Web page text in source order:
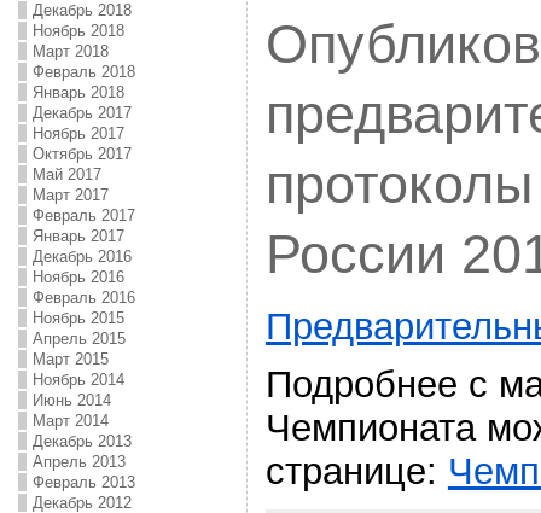
Декабрь 2018
Ноябрь 2018
Март 2018
Февраль 2018
Январь 2018
Декабрь 2017
Ноябрь 2017
Октябрь 2017
Май 2017
Март 2017
Февраль 2017
Январь 2017
Декабрь 2016
Ноябрь 2016
Февраль 2016
Ноябрь 2015
Апрель 2015
Март 2015
Ноябрь 2014
Июнь 2014
Март 2014
Декабрь 2013
Апрель 2013
Февраль 2013
Декабрь 2012
России
Подробнее с
Чемпионата
странице: